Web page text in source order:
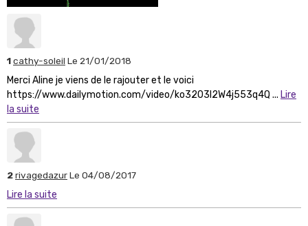
1cathy-soleil Le 21/01/2018
Merci Aline je viens de le rajouter et le voici
https://www.dailymotion.com/video/ko3203l2W4j553q4Q ... Lire
la suite
2rivagedazurLe 04/08/2017
Lire la suite